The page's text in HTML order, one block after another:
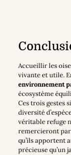
Accueillir les
vivante et utile.
environnement
écosystème
Ces trois gestes
diversité
véritable refuge
remercieront par
qu’ils apportent
précieuse qu’un